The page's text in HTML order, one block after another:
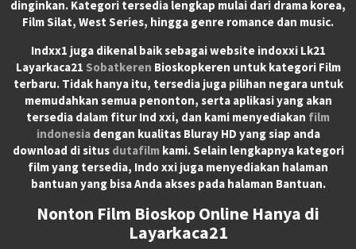
dinginkan. Kategori tersedia lengkap mulai dari drama korea,
Film Silat, West Series, hingga genre romance dan music.
Indxx1 juga dikenal baik sebagai website indoxxi Lk21
Layarkaca21 Sobatkeren Bioskopkeren untuk kategori Film
terbaru. Tidak hanya itu, tersedia juga pilihan negara untuk
memudahkan semua penonton, serta aplikasi yang akan
tersedia dalam fitur Ind xxi, dan kami menyediakan film
indonesiadengan kualitas Bluray HD yang siap anda
download di situs dutafilmkami. Selain lengkapnya kategori
film yang tersedia, Indo xxi juga menyediakan halaman
bantuan yang bisa Anda akses pada halaman Bantuan.
Nonton Film Bioskop Online Hanya di
Layarkaca21